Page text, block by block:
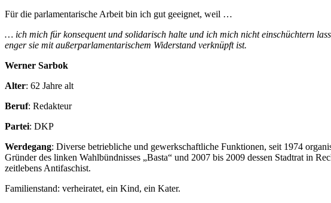
Für die parlamentarische Arbeit bin ich gut geeignet, weil …
… ich mich für konsequent und solidarisch halte und ich mich nicht einschüchtern
enger sie mit außerparlamentarischem Widerstand verknüpft ist.
Werner Sarbok
Alter: 62 Jahre alt
Beruf: Redakteur
Partei: DKP
Werdegang: Diverse betriebliche und gewerkschaftliche Funktionen, seit 1974
Gründer des linken Wahlbündnisses „Basta“ und 2007 bis 2009 dessen Stadtrat in
zeitlebens Antifaschist.
Familienstand: verheiratet, ein Kind, ein Kater.